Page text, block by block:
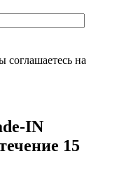
соглашаетесь на
IN
15